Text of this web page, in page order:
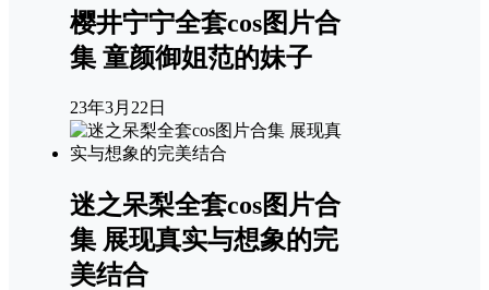
樱井宁宁全套cos图片合
集 童颜御姐范的妹子
23年3月22日
迷之呆梨全套cos图片合
集 展现真实与想象的完
美结合